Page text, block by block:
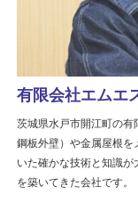
有限会社エムエ
茨城県水戸市開江町の有
鋼板外壁）や金属屋根
いた確かな技術と知識
を築いてきた会社です。